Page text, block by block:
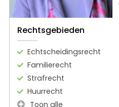
Rechtsgebieden
Echtscheidingsrecht
Familierecht
Strafrecht
Huurrecht
Toon alle